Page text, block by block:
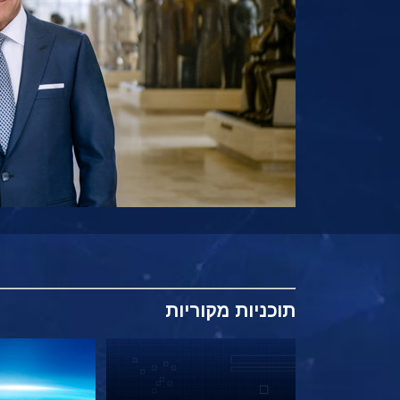
תוכניות מקוריות